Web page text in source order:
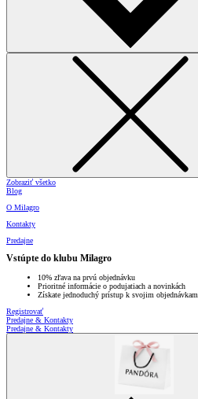
Zobraziť všetko
Blog
O Milagro
Kontakty
Predajne
Vstúpte do klubu Milagro
10% zľava na prvú objednávku
Prioritné informácie o podujatiach a novinkách
Získate jednoduchý prístup k svojim objednávkam
Registrovať
Predajne & Kontakty
Predajne & Kontakty